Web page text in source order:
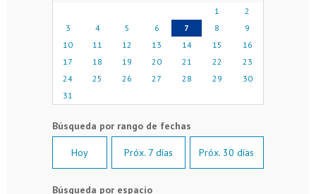
1
2
3
4 5 6 7 8
9
10
11 12 13 14 15
16
17
18 19 20 21 22
23
24
25 26 27 28 29
30
31
Hoy Próx. 7 días Próx. 30 días
Búsqueda por espacio